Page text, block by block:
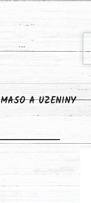
MASO A UZENINY